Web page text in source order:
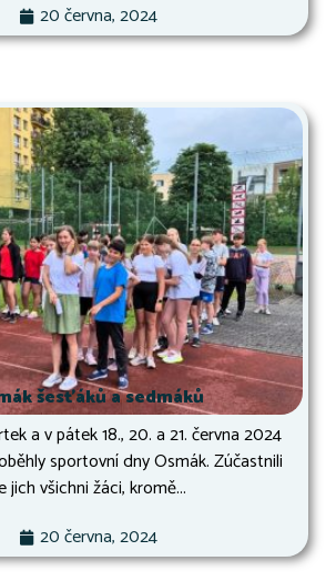
20 června, 2024
šesťáků a sedmáků
a v pátek 18., 20. a 21. června 2024
sportovní dny Osmák. Zúčastnili
jich všichni žáci, kromě...
20 června, 2024